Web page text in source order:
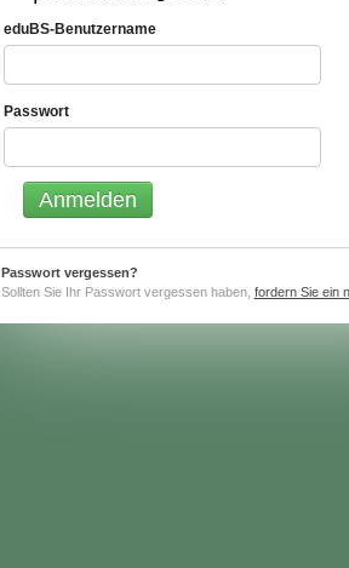
eduBS-Benutzername
Passwort
Passwort vergessen?
Sollten Sie Ihr Passwort vergessen haben, fordern Sie ein